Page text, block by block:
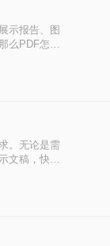
示报告、图
么PDF怎么
。无论是需
文稿，快速